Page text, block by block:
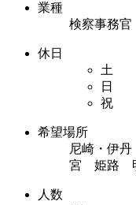
業種
検察事務官
休日
土
日
祝
希望場所
尼崎・伊
宮 姫路
人数